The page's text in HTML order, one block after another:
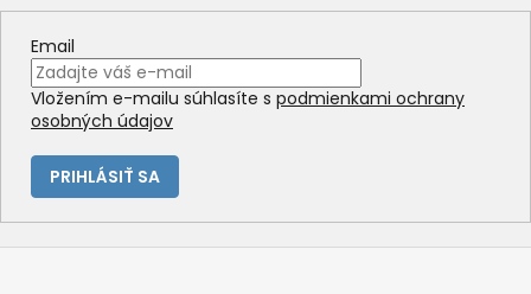
Email
Vložením e-mailu súhlasíte s podmienkami ochrany
osobných údajov
PRIHLÁSIŤ SA